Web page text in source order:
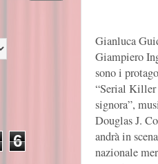
Gianluca
Giampiero
sono i
“Serial Killer
signora”,
Douglas J.
andrà in
nazionale
6